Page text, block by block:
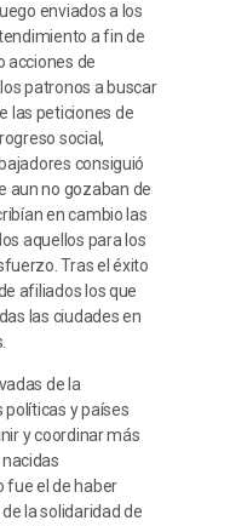
enviados a los
a fin de
acciones de
patronos a buscar
las peticiones de
social,
consiguió
aun no gozaban de
en cambio las
aquellos para los
Tras el éxito
afiliados los que
las ciudades en
de la
y países
y coordinar más
fue el de haber
la solidaridad de